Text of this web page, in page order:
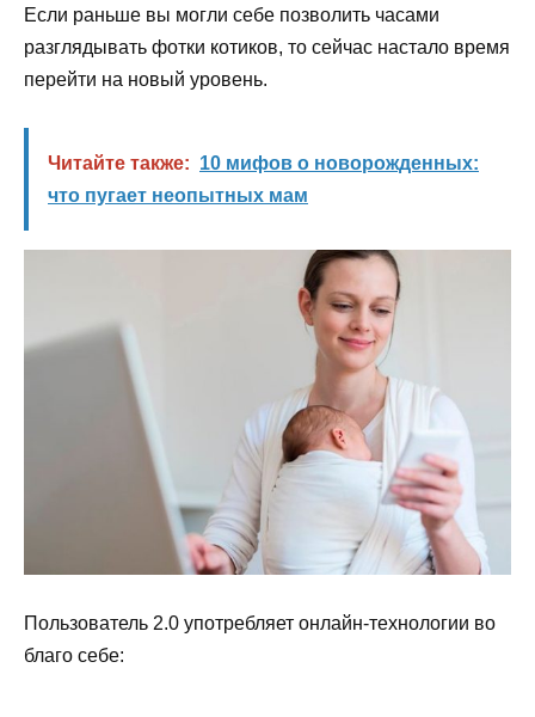
Если раньше вы могли себе позволить часами
разглядывать фотки котиков, то сейчас настало время
перейти на новый уровень.
Читайте также: 10 мифов о новорожденных:
что пугает неопытных мам
Пользователь 2.0 употребляет онлайн-технологии во
благо себе: